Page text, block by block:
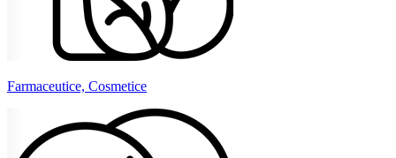
Farmaceutice, Cosmetice